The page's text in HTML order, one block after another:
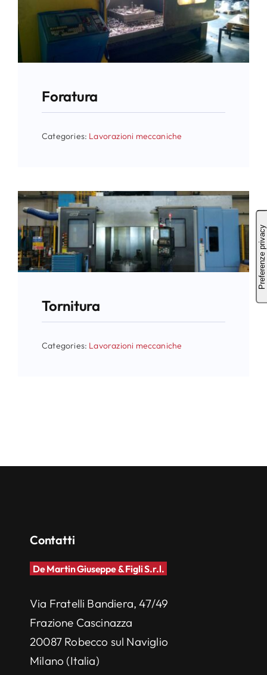
Foratura
Categories: Lavorazioni meccaniche
Tornitura
Categories: Lavorazioni meccaniche
Contatti
De Martin Giuseppe & Figli S.r.l.
Via Fratelli Bandiera, 47/49
Frazione Cascinazza
20087 Robecco sul Naviglio
Milano (Italia)